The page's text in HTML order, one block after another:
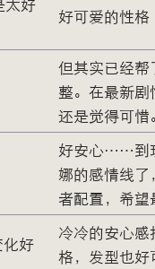
好可爱的性格
但其实已经帮
整。在最新
还是觉得可惜。
好安心……到
娜的感情线了
者配置，希望
好
冷冷的安心
格，发型也